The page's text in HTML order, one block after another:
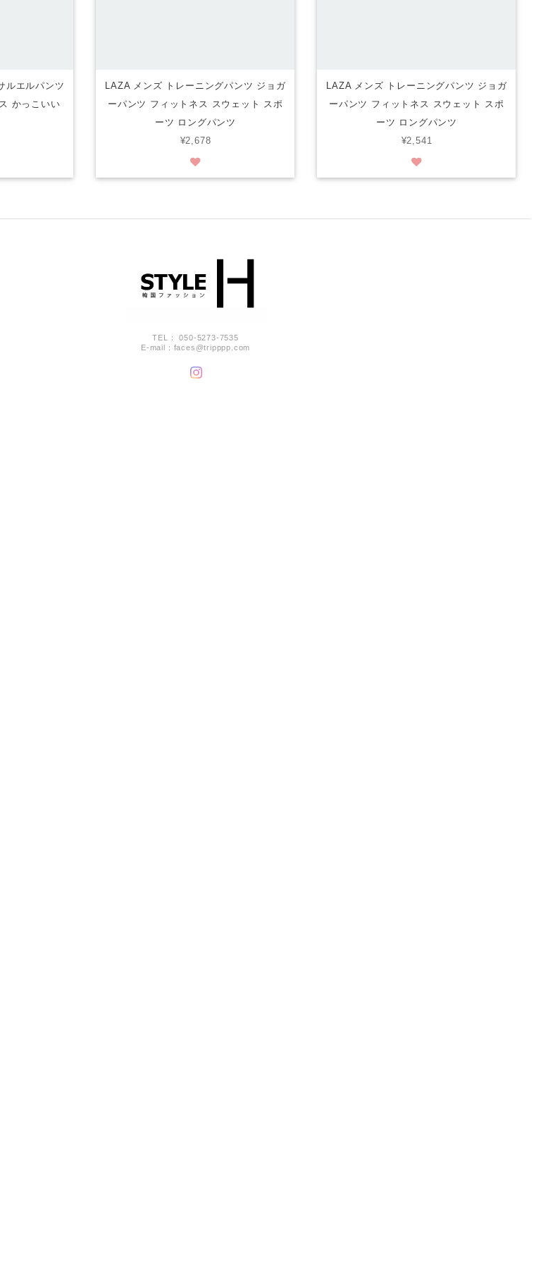
ルエルパンツ
かっこいい
LAZA メンズ トレーニングパンツ ジョガ
ーパンツ フィットネス スウェット スポ
ーツ ロングパンツ
¥2,678
LAZA メンズ トレーニングパンツ ジョガ
ーパンツ フィットネス スウェット スポ
ーツ ロングパンツ
¥2,541
TEL： 050-5273-7535
E-mail： faces@tripppp.com